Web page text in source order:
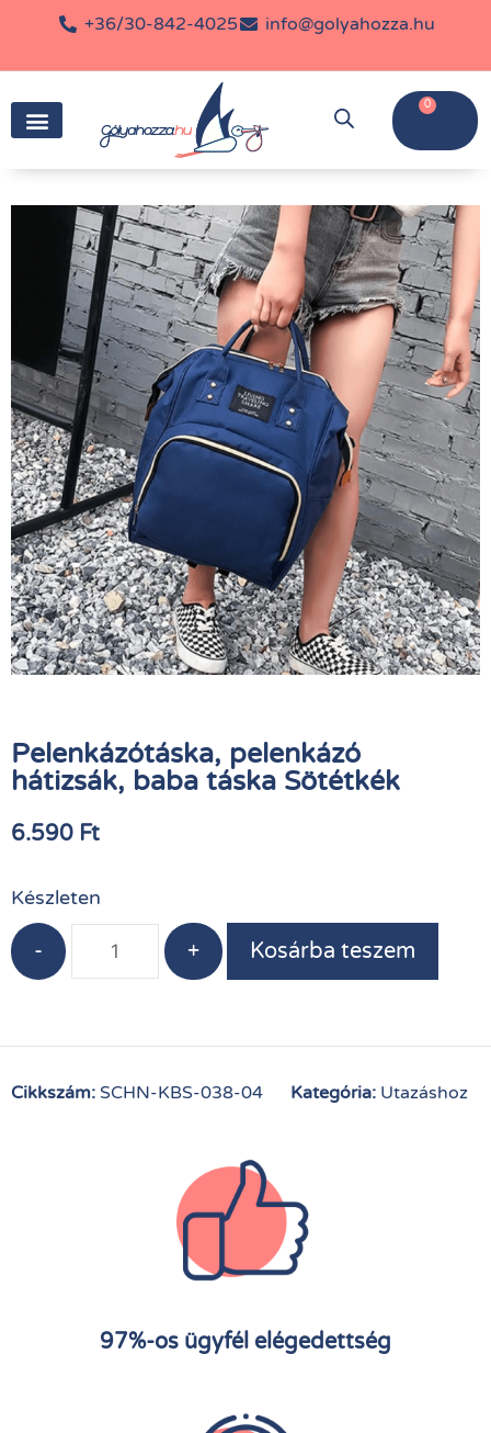
+36/30-842-4025 info@golyahozza.hu
0
Pelenkázótáska, pelenkázó
hátizsák, baba táska Sötétkék
6.590 Ft
Készleten
- + Kosárba teszem
Cikkszám: SCHN-KBS-038-04 Kategória: Utazáshoz
97%-os ügyfél elégedettség